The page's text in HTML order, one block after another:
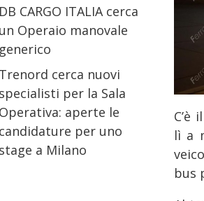
DB CARGO ITALIA cerca
un Operaio manovale
generico
Trenord cerca nuovi
specialisti per la Sala
Operativa: aperte le
candidature per uno
stage a Milano
C’è
lì a
bus